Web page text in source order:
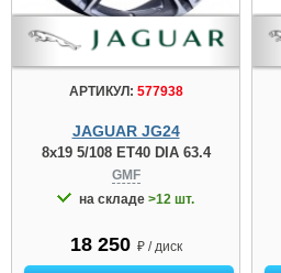
АРТИКУЛ: 577938
JAGUAR JG24
8x19 5/108 ET40 DIA 63.4
GMF
на складе >12 шт.
18 250 ₽ / диск